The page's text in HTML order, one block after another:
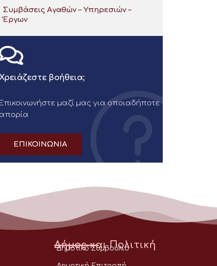
Συμβάσεις Αγαθών – Υπηρεσιών –
Έργων
Χρειάζεστε βοήθεια;
Επικοινωνήστε μαζί μας για οποιαδήποτε
απορία
ΕΠΙΚΟΙΝΩΝΙΑ
Δήμος και Πολιτική
Δημοτικό Συμβούλιο